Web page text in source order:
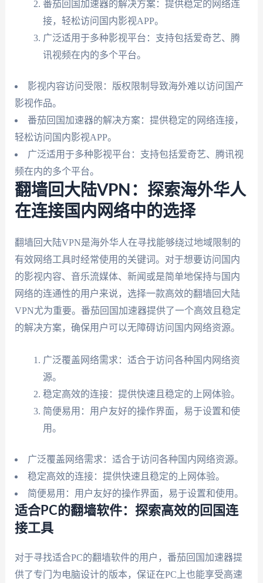
番茄回国加速器的解决方案：提供稳定的网络连
接，轻松访问国内影视APP。
广泛适用于多种影视平台：支持包括爱奇艺、腾
讯视频在内的多个平台。
影视内容访问受限：版权限制导致海外难以访问国产
影视作品。
番茄回国加速器的解决方案：提供稳定的网络连接，
轻松访问国内影视APP。
广泛适用于多种影视平台：支持包括爱奇艺、腾讯视
频在内的多个平台。
翻墙回大陆VPN：探索海外华人
在连接国内网络中的选择
翻墙回大陆VPN是海外华人在寻找能够绕过地域限制的
有效网络工具时经常使用的关键词。对于想要访问国内
的影视内容、音乐流媒体、新闻或是简单地保持与国内
网络的连通性的用户来说，选择一款高效的翻墙回大陆
VPN尤为重要。番茄回国加速器提供了一个高效且稳定
的解决方案，确保用户可以无障碍访问国内网络资源。
广泛覆盖网络需求：适合于访问各种国内网络资
源。
稳定高效的连接：提供快速且稳定的上网体验。
简便易用：用户友好的操作界面，易于设置和使
用。
广泛覆盖网络需求：适合于访问各种国内网络资源。
稳定高效的连接：提供快速且稳定的上网体验。
简便易用：用户友好的操作界面，易于设置和使用。
适合PC的翻墙软件：探索高效的回国连
接工具
对于寻找适合PC的翻墙软件的用户，番茄回国加速器提
供了专门为电脑设计的版本，保证在PC上也能享受高速